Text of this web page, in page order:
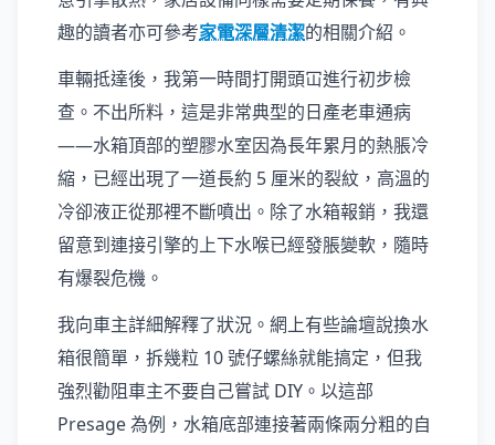
趣的讀者亦可參考家電深層清潔的相關介紹。
車輛抵達後，我第一時間打開頭冚進行初步檢
查。不出所料，這是非常典型的日產老車通病
——水箱頂部的塑膠水室因為長年累月的熱脹冷
縮，已經出現了一道長約 5 厘米的裂紋，高溫的
冷卻液正從那裡不斷噴出。除了水箱報銷，我還
留意到連接引擎的上下水喉已經發脹變軟，隨時
有爆裂危機。
我向車主詳細解釋了狀況。網上有些論壇說換水
箱很簡單，拆幾粒 10 號仔螺絲就能搞定，但我
強烈勸阻車主不要自己嘗試 DIY。以這部
Presage 為例，水箱底部連接著兩條兩分粗的自